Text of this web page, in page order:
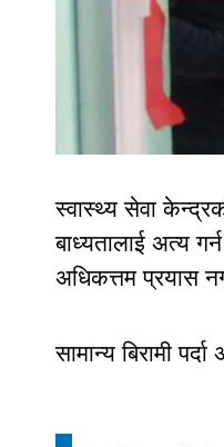
स्वास्थ्य सेवा
बाध्यतालाई अत्य
अधिकत्तम प्रयास
सामान्य बिरामी